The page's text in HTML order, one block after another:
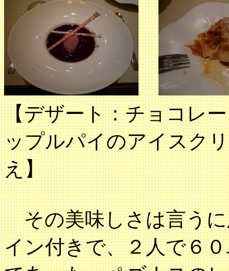
【デザート：チョ
ップルパイのアイスク
え】 【コー
その美味しさは言うに
イン付きで、２人で６